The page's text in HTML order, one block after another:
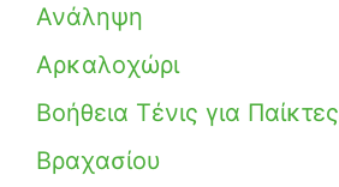
Ανάληψη
Αρκαλοχώρι
Βοήθεια Τένις για Παίκτες
Βραχασίου